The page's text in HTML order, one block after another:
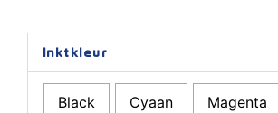
Inktkleur
Black Cyaan Magenta
LC-
3213
aantal